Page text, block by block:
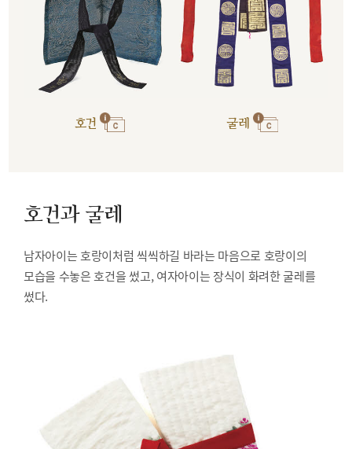
호건 굴레
호건과 굴레
남자아이는 호랑이처럼 씩씩하길 바라는 마음으로 호랑이의
모습을 수놓은 호건을 썼고, 여자아이는 장식이 화려한 굴레를
썼다.